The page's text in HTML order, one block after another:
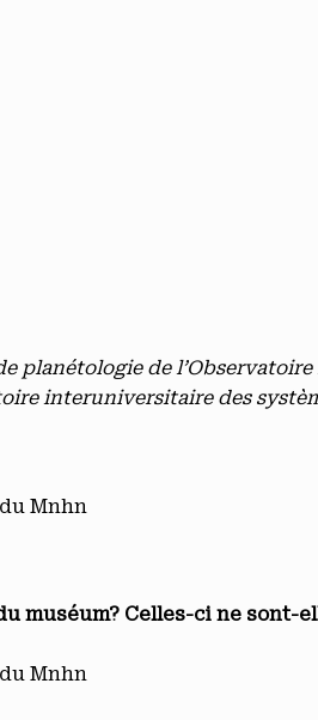
planétologie de
interuniversitaire des
Mnhn
muséum? Celles-ci ne sont-
Mnhn